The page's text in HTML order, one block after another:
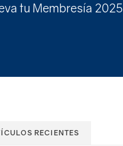
tu Membresía 2025
RECIENTES